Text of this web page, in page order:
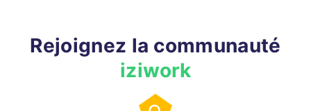
Rejoignez la communauté
iziwork